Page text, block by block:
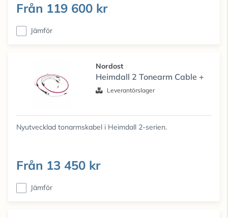
Från 119 600 kr
Jämför
Nordost
Heimdall 2 Tonearm Cable +
Leverantörslager
Nyutvecklad tonarmskabel i Heimdall 2-serien.
Från 13 450 kr
Jämför